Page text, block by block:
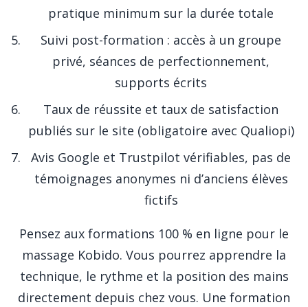
pratique minimum sur la durée totale
Suivi post-formation : accès à un groupe
privé, séances de perfectionnement,
supports écrits
Taux de réussite et taux de satisfaction
publiés sur le site (obligatoire avec Qualiopi)
Avis Google et Trustpilot vérifiables, pas de
témoignages anonymes ni d’anciens élèves
fictifs
Pensez aux formations 100 % en ligne pour le
massage Kobido. Vous pourrez apprendre la
technique, le rythme et la position des mains
directement depuis chez vous. Une formation